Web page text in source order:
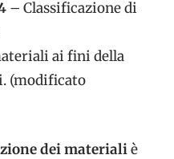
– Classificazione di
ai fini della
(modificato
dei materialiè